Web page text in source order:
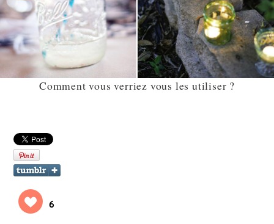
Comment vous verriez vous les utiliser ?
6